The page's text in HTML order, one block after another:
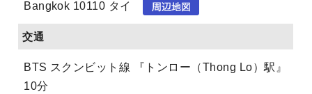
Bangkok 10110 タイ
交通
BTS スクンビット線 『トンロー（Thong Lo）駅』
10分